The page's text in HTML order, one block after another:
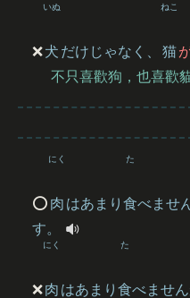
❌犬
いぬ
だけじゃなく、 猫
ねこ
不只喜歡狗，也喜歡貓
⭕️ 肉
にく
はあまり 食
た
べませ
す。
❌肉
にく
はあまり 食
た
べません